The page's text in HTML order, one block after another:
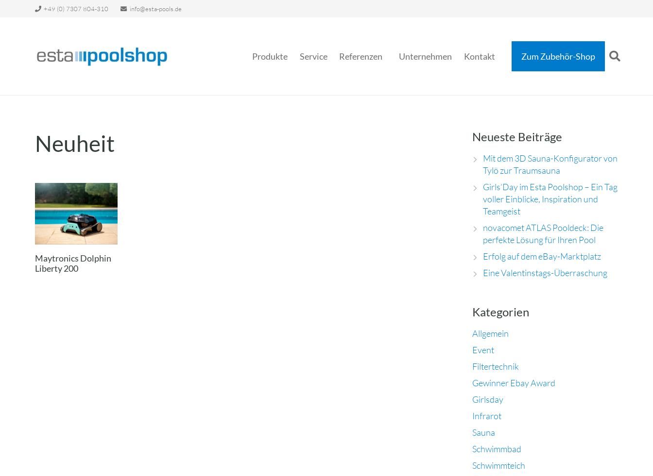
+49 (0) 7307 804-310 info@esta-pools.de
Produkte Service Referenzen Unternehmen Kontakt Zum Zubehör-Shop
Neuheit
Maytronics Dolphin
Liberty 200
Neueste Beiträge
Mit dem 3D Sauna-Konfigurator von
Tylö zur Traumsauna
Girls’Day im Esta Poolshop – Ein Tag
voller Einblicke, Inspiration und
Teamgeist
novacomet ATLAS Pooldeck: Die
perfekte Lösung für Ihren Pool
Erfolg auf dem eBay-Marktplatz
Eine Valentinstags-Überraschung
Kategorien
Allgemein
Event
Filtertechnik
Gewinner Ebay Award
Girlsday
Infrarot
Sauna
Schwimmbad
Schwimmteich